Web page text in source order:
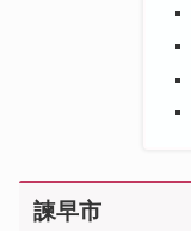
諫早市